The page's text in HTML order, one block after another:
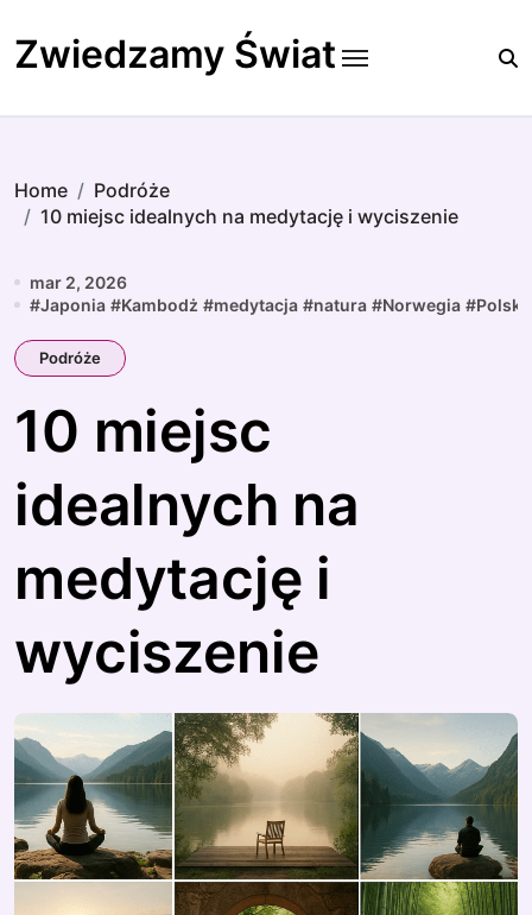
to
content
Zwiedzamy Świat
Home
Podróże
10 miejsc idealnych na medytację i wyciszenie
mar 2, 2026
#Japonia #Kambodż #medytacja #natura #Norwegia #Polska
Podróże
10 miejsc
idealnych na
medytację i
wyciszenie